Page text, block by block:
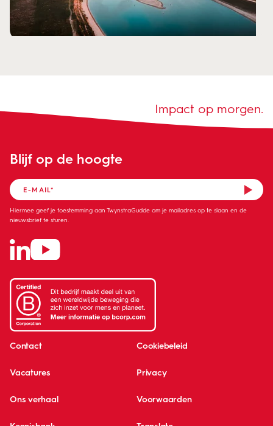
Contact Cookiebeleid
Vacatures Privacy
Ons verhaal Voorwaarden
Blijf op de hoogte
Hiermee geef je toestemming aan TwynstraGudde om je mailadres op te slaan en de
nieuwsbrief te sturen.
Impact op morgen.